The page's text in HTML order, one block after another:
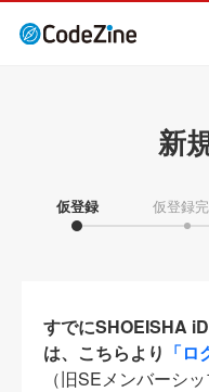
新
仮登録 仮登録
すでにSHOEISHA
は、こちらより 「ロ
（旧SEメンバーシ